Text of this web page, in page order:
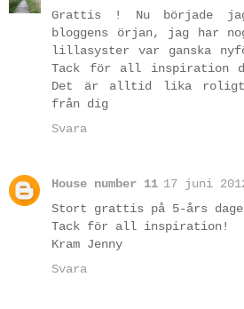
Grattis ! Nu började
bloggens örjan, jag har
lillasyster var ganska
Tack för all inspiration
Det är alltid lika roligt
från dig
Svara
House number 11 17 juni
Stort grattis på 5-års
Tack för all inspiration!
Kram Jenny
Svara